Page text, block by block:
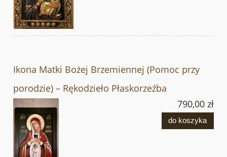
Ikona Matki Bożej Brzemiennej (Pomoc przy
porodzie) – Rękodzieło Płaskorzeźba
790,00 zł
do koszyka